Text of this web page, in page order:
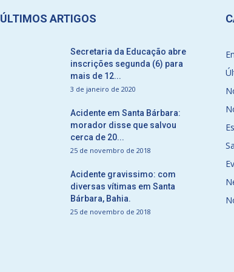
ÚLTIMOS ARTIGOS
Secretaria da Educação abre
inscrições segunda (6) para
mais de 12...
3 de janeiro de 2020
Acidente em Santa Bárbara:
morador disse que salvou
cerca de 20...
25 de novembro de 2018
Acidente gravissimo: com
diversas vítimas em Santa
Bárbara, Bahia.
25 de novembro de 2018